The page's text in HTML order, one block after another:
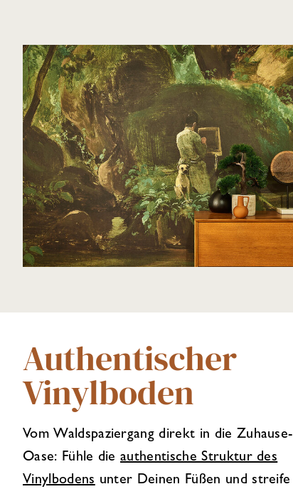
Authentischer
Vinylboden
Vom Waldspaziergang direkt in die Zuhause-
Oase: Fühle dieauthentische Struktur des
Vinylbodens unter Deinen Füßen und streife